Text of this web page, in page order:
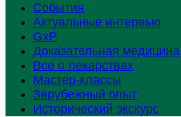
События
Актуальные интервью
GxP
Доказательная медицина
Все о лекарствах
Мастер-классы
Зарубежный опыт
Исторический экскурс